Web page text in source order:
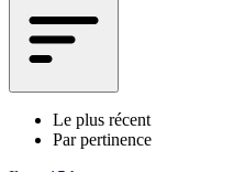
Le plus récent
Par pertinence